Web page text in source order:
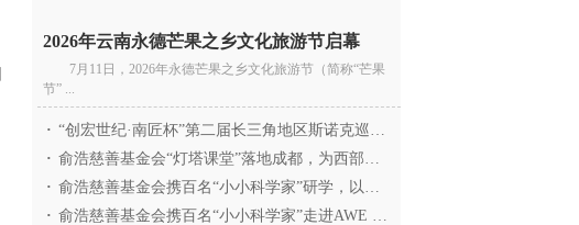
2026年云南永德芒果之乡文化旅游节启幕
7月11日，2026年永德芒果之乡文化旅游节（简称“芒果
节” ...
· “创宏世纪·南匠杯”第二届长三角地区斯诺克巡回赛（江
· 俞浩慈善基金会“灯塔课堂”落地成都，为西部学子搭建
· 俞浩慈善基金会携百名“小小科学家”研学，以顶尖科创
· 俞浩慈善基金会携百名“小小科学家”走进AWE 探访追觅